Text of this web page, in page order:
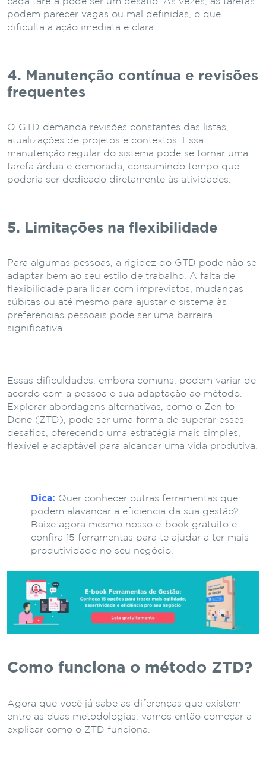
podem parecer vagas ou mal definidas, o que
dificulta a ação imediata e clara.
4. Manutenção contínua e revisões
frequentes
O GTD demanda revisões constantes das listas,
atualizações de projetos e contextos. Essa
manutenção regular do sistema pode se tornar uma
tarefa árdua e demorada, consumindo tempo que
poderia ser dedicado diretamente às atividades.
5. Limitações na flexibilidade
Para algumas pessoas, a rigidez do GTD pode não se
adaptar bem ao seu estilo de trabalho. A falta de
flexibilidade para lidar com imprevistos, mudanças
súbitas ou até mesmo para ajustar o sistema às
preferências pessoais pode ser uma barreira
significativa.
Essas dificuldades, embora comuns, podem variar de
acordo com a pessoa e sua adaptação ao método.
Explorar abordagens alternativas, como o Zen to
Done (ZTD), pode ser uma forma de superar esses
desafios, oferecendo uma estratégia mais simples,
flexível e adaptável para alcançar uma vida produtiva.
Dica: Quer conhecer outras ferramentas que
podem alavancar a eficiência da sua gestão?
Baixe agora mesmo nosso e-book gratuito e
confira 15 ferramentas para te ajudar a ter mais
produtividade no seu negócio.
Como funciona o método ZTD?
Agora que você já sabe as diferenças que existem
entre as duas metodologias, vamos então começar a
explicar como o ZTD funciona.